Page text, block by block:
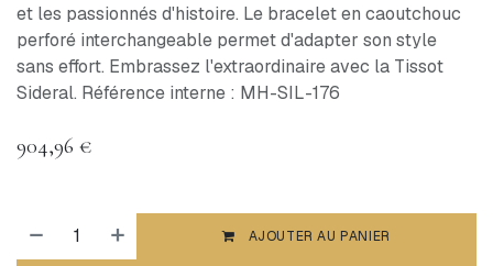
et les passionnés d'histoire. Le bracelet en caoutchouc
perforé interchangeable permet d'adapter son style
sans effort. Embrassez l'extraordinaire avec la Tissot
Sideral. Référence interne : MH-SIL-176
904,96 €
AJOUTER AU PANIER